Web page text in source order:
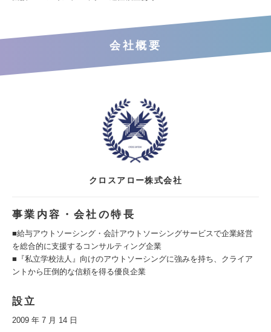
会社概要
クロスアロー株式会社
事業内容・会社の特長
■給与アウトソーシング・会計アウトソーシングサービスで企業経営
を総合的に支援するコンサルティング企業
■『私立学校法人』向けのアウトソーシングに強みを持ち、クライア
ントから圧倒的な信頼を得る優良企業
設立
2009 年 7 月 14 日